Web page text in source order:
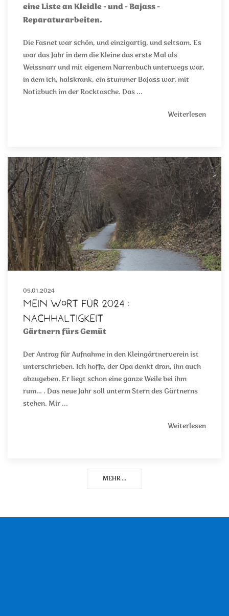
eine Liste an Kleidle - und - Bajass -
Reparaturarbeiten.
Die Fasnet war schön, und einzigartig, und seltsam. Es
war das Jahr in dem die Kleine das erste Mal als
Weissnarr und mit eigenem Narrenbuch unterwegs war,
in dem ich, halskrank, ein stummer Bajass war, mit
Notizbuch im der Rocktasche. Das ...
Weiterlesen
05.01.2024
Mein Wort für 2024 :
Nachhaltigkeit
Gärtnern fürs Gemüt
Der Antrag für Aufnahme in den Kleingärtnerverein ist
unterschrieben. Ich hoffe, der Opa denkt dran, ihn auch
abzugeben. Er liegt schon eine ganze Weile bei ihm
rum… . Das neue Jahr soll unterm Stern des Gärtnerns
stehen. Mir ...
Weiterlesen
MEHR ...